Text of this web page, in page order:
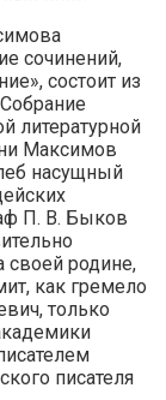
сочинений,
состоит из
литературной
Максимов
насущный
П. В. Быков
своей родине,
как гремело
только
писателя